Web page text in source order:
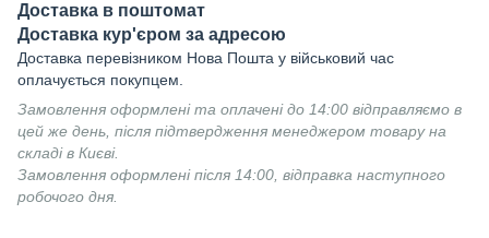
Доставка в поштомат
Доставка кур'єром за адресою
Доставка перевізником Нова Пошта у військовий час
оплачується покупцем.
Замовлення оформлені та оплачені до 14:00 відправляємо в
цей же день, після підтвердження менеджером товару на
складі в Києві.
Замовлення оформлені після 14:00, відправка наступного
робочого дня.